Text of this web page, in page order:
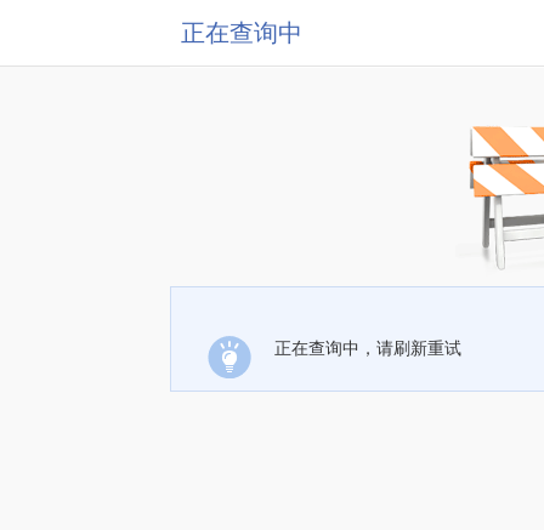
正在查询中
正在查询中，请刷新重试